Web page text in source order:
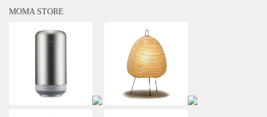
MOMA STORE